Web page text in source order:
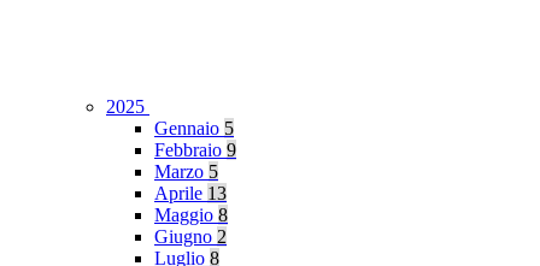
2025
Gennaio 5
Febbraio 9
Marzo 5
Aprile 13
Maggio 8
Giugno 2
Luglio 8